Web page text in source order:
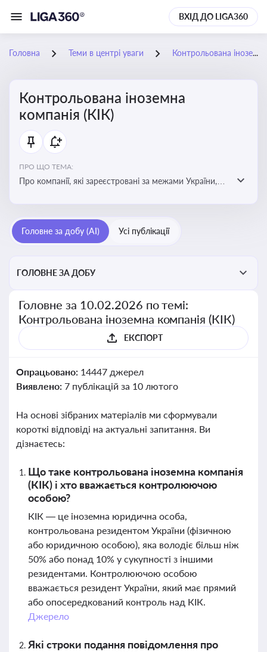
ВХІД ДО LIGA360
Головна Теми в центрі уваги Контрольована іноземна компанія (КІК)
Контрольована іноземна
компанія (КІК)
ПРО ЩО ТЕМА:
Про компанії, які зареєстровані за межами України,
органами України щодо своїх доходів і витрат
Головне за добу (AI) Усі публікації
ГОЛОВНЕ ЗА ДОБУ
Головне за 10.02.2026 по темі:
Контрольована іноземна компанія (КІК)
ЕКСПОРТ
Опрацьовано: 14447 джерел
Виявлено: 7 публікацій за 10 лютого
На основі зібраних матеріалів ми сформували
короткі відповіді на актуальні запитання. Ви
дізнаєтесь:
Що таке контрольована іноземна компанія
(КІК) і хто вважається контролюючою
особою?
КІК — це іноземна юридична особа,
контрольована резидентом України (фізичною
або юридичною особою), яка володіє більш ніж
50% або понад 10% у сукупності з іншими
резидентами. Контролюючою особою
вважається резидент України, який має прямий
або опосередкований контроль над КІК.
Джерело
Які строки подання повідомлення про